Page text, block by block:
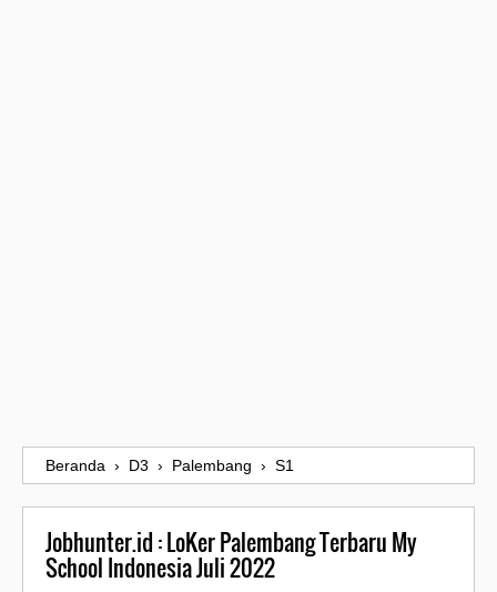
Beranda › D3 › Palembang › S1
Jobhunter.id : LoKer Palembang Terbaru My
School Indonesia Juli 2022